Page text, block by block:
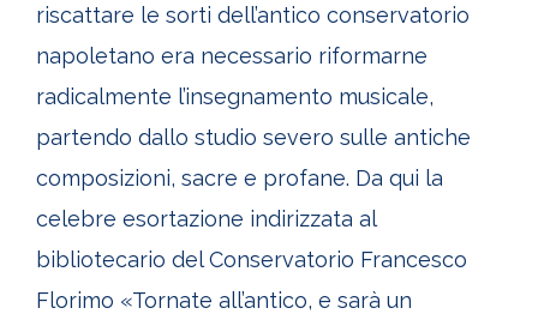
riscattare le sorti dell’antico conservatorio
napoletano era necessario riformarne
radicalmente l’insegnamento musicale,
partendo dallo studio severo sulle antiche
composizioni, sacre e profane. Da qui la
celebre esortazione indirizzata al
bibliotecario del Conservatorio Francesco
Florimo «Tornate all’antico, e sarà un